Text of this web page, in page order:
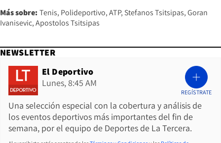
Más sobre: Tenis Polideportivo ATP Stefanos Tsitsipas Goran
Ivanisevic Apostolos Tsitsipas
NEWSLETTER
El Deportivo
Lunes, 8:45 AM
Una selección especial con la cobertura y análisis de
los eventos deportivos más importantes del fin de
semana, por el equipo de Deportes de La Tercera.
REGÍSTRATE